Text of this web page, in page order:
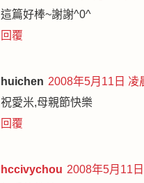
這篇好棒~謝謝^0^
回覆
huichen 2008年5月11日 凌
祝愛米,母親節快樂
回覆
hccivychou 2008年5月11